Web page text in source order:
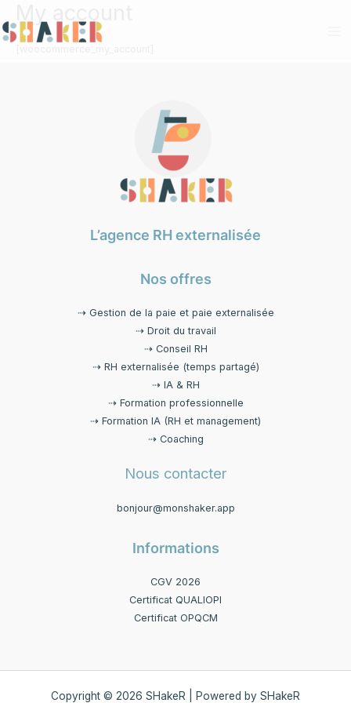
au
contenu
L’agence RH externalisée
Nos offres
⇢ Gestion de la paie et paie externalisée
⇢ Droit du travail
⇢ Conseil RH
⇢ RH externalisée (temps partagé)
⇢ IA & RH
⇢ Formation professionnelle
⇢ Formation IA (RH et management)
⇢ Coaching
Nous contacter
bonjour@monshaker.app
Informations
CGV 2026
Certificat QUALIOPI
Certificat OPQCM
Copyright © 2026 SHakeR | Powered by SHakeR